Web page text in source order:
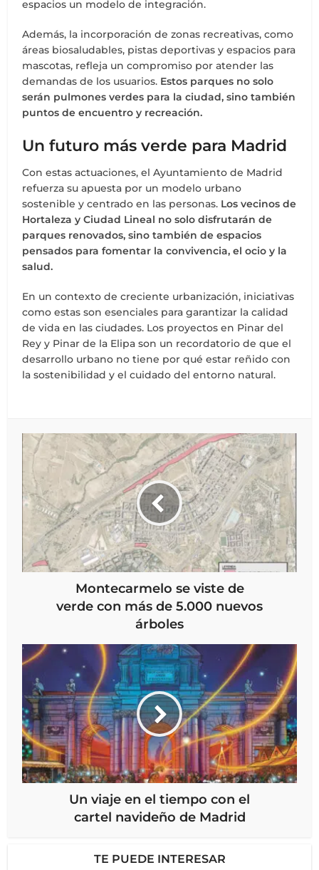
espacios un modelo de integración.
Además, la incorporación de zonas recreativas, como
áreas biosaludables, pistas deportivas y espacios para
mascotas, refleja un compromiso por atender las
demandas de los usuarios. Estos parques no solo
serán pulmones verdes para la ciudad, sino también
puntos de encuentro y recreación.
Un futuro más verde para Madrid
Con estas actuaciones, el Ayuntamiento de Madrid
refuerza su apuesta por un modelo urbano
sostenible y centrado en las personas. Los vecinos de
Hortaleza y Ciudad Lineal no solo disfrutarán de
parques renovados, sino también de espacios
pensados para fomentar la convivencia, el ocio y la
salud.
En un contexto de creciente urbanización, iniciativas
como estas son esenciales para garantizar la calidad
de vida en las ciudades. Los proyectos en Pinar del
Rey y Pinar de la Elipa son un recordatorio de que el
desarrollo urbano no tiene por qué estar reñido con
la sostenibilidad y el cuidado del entorno natural.
Montecarmelo se viste de
verde con más de 5.000 nuevos
árboles
Un viaje en el tiempo con el
cartel navideño de Madrid
TE PUEDE INTERESAR